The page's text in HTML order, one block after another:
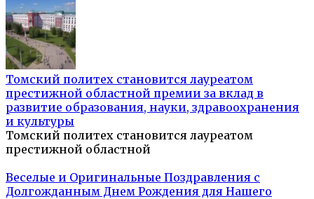
Томский политех становится лауреатом
престижной областной премии за вклад в
развитие образования, науки, здравоохранения
и культуры
Томский политех становится лауреатом
престижной областной
Веселые и Оригинальные Поздравления с
Долгожданным Днем Рождения для Нашего